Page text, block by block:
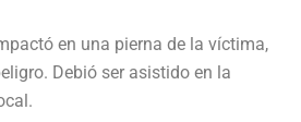
en una pierna de la víctima,
Debió ser asistido en la